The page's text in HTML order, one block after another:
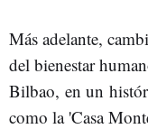
Más adelante,
del bienestar
Bilbao, en un
como la 'Casa